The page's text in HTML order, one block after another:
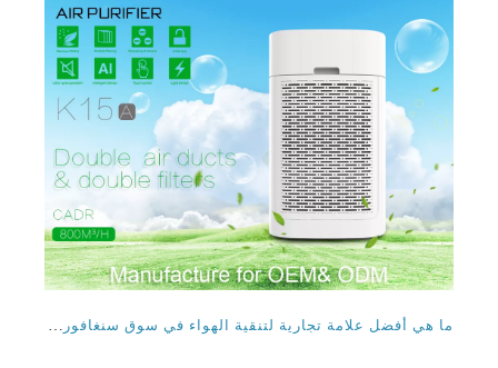
ما هي أفضل علامة تجارية لتنقية الهواء في سوق سنغافورة عام 2021 و 2022؟